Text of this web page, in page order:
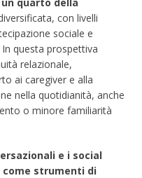
con livelli
sociale e
questa prospettiva
relazionale,
ai caregiver e alla
nella quotidianità, anche
o minore familiarità
e i social
strumenti di